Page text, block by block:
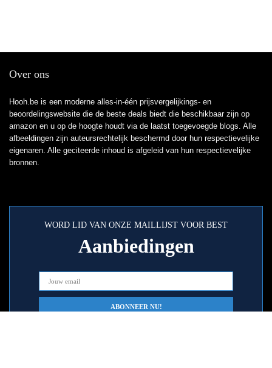
Over ons
Hooh.be is een moderne alles-in-één prijsvergelijkings- en
beoordelingswebsite die de beste deals biedt die beschikbaar zijn op
amazon en u op de hoogte houdt via de laatst toegevoegde blogs. Alle
afbeeldingen zijn auteursrechtelijk beschermd door hun respectievelijke
eigenaren. Alle geciteerde inhoud is afgeleid van hun respectievelijke
bronnen.
WORD LID VAN ONZE MAILLIJST VOOR BEST
Aanbiedingen